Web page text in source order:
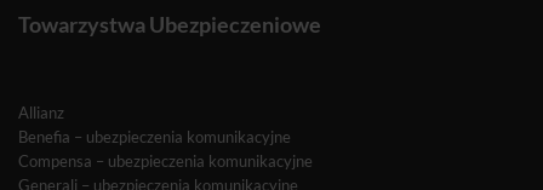
Towarzystwa Ubezpieczeniowe
Allianz
Benefia – ubezpieczenia komunikacyjne
Compensa – ubezpieczenia komunikacyjne
Generali – ubezpieczenia komunikacyjne